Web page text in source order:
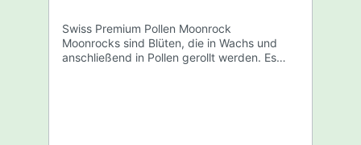
Swiss Premium Pollen Moonrock
Moonrocks sind Blüten, die in Wachs und
anschließend in Pollen gerollt werden. Es